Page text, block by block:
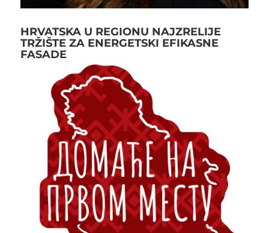
HRVATSKA U REGIONU NAJZRELIJE
TRŽIŠTE ZA ENERGETSKI EFIKASNE
FASADE